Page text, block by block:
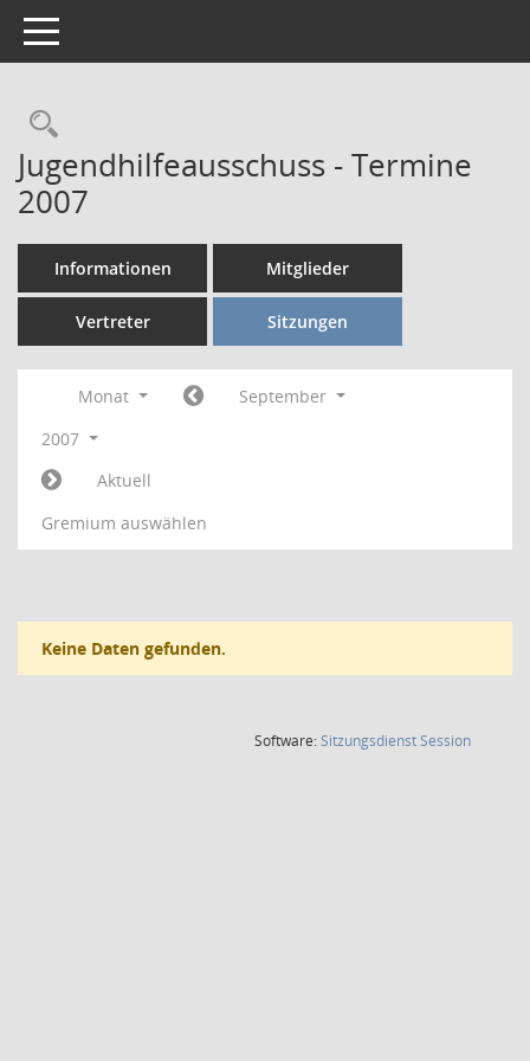
Toggle navigation
Rechercheauswahl
Jugendhilfeausschuss - Termine
2007
Informationen Mitglieder
Vertreter Sitzungen
Monat
September
2007
Aktuell
Gremium auswählen
Keine Daten gefunden.
Software:SitzungsdienstSession(Wird in